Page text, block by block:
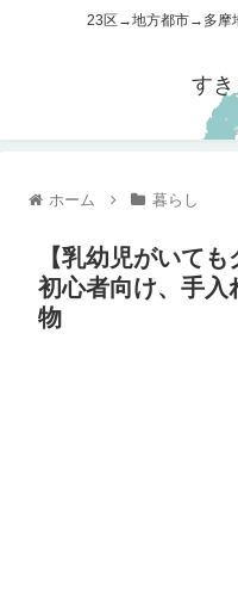
23区→地方都市→多摩
す
ホーム 暮らし
【乳幼児がいて
初心者向け、手入
物